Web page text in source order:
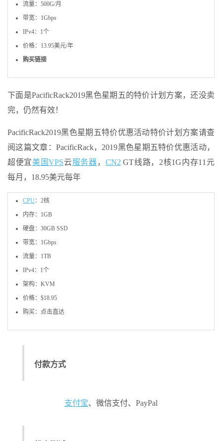
流量：500G/月
带宽：1Gbps
IPv4：1个
价格：13.95美元/年
购买链接
下面是PacificRack2019黑色星期五的特价计划方案，还没卖
完，仍然有效！
PacificRack2019黑色星期五特价优惠活动特价计划方案请查
阅这篇文章：PacificRack，2019黑色星期五特价优惠活动，
超便宜美国VPS云服务器， CN2 GT线路，2核1G内存11元
每月，18.95美元每年
CPU：2核
内存：1GB
硬盘：30GB SSD
带宽：1Gbps
流量：1TB
IPv4：1个
架构：KVM
价格：$18.95
购买：点击直达
付款方式
支付宝、微信支付、PayPal